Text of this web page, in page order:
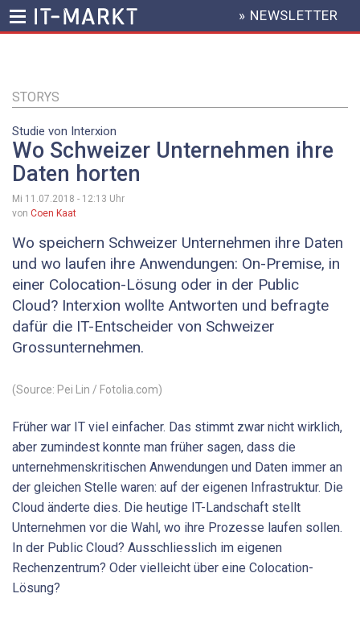
Inhalt
HEADER
MENU
» NEWSLETTER
STORYS
Studie von Interxion
Wo Schweizer Unternehmen ihre
Daten horten
Mi 11.07.2018 - 12:13 Uhr
von Coen Kaat
Wo speichern Schweizer Unternehmen ihre Daten
und wo laufen ihre Anwendungen: On-Premise, in
einer Colocation-Lösung oder in der Public
Cloud? Interxion wollte Antworten und befragte
dafür die IT-Entscheider von Schweizer
Grossunternehmen.
(Source: Pei Lin / Fotolia.com)
Früher war IT viel einfacher. Das stimmt zwar nicht wirklich,
aber zumindest konnte man früher sagen, dass die
unternehmenskritischen Anwendungen und Daten immer an
der gleichen Stelle waren: auf der eigenen Infrastruktur. Die
Cloud änderte dies. Die heutige IT-Landschaft stellt
Unternehmen vor die Wahl, wo ihre Prozesse laufen sollen.
In der Public Cloud? Ausschliesslich im eigenen
Rechenzentrum? Oder vielleicht über eine Colocation-
Lösung?